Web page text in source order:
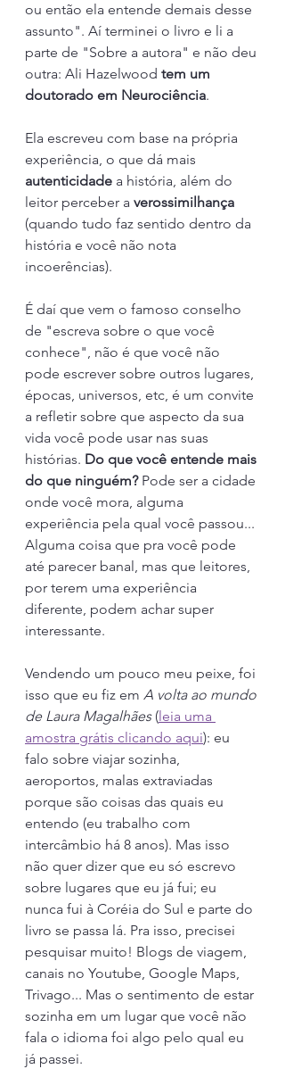
ou então ela entende demais desse
assunto". Aí terminei o livro e li a
parte de "Sobre a autora" e não deu
outra: Ali Hazelwood tem um
doutorado em Neurociência.
Ela escreveu com base na própria
experiência, o que dá mais
autenticidade a história, além do
leitor perceber a verossimilhança
(quando tudo faz sentido dentro da
história e você não nota
incoerências).
É daí que vem o famoso conselho
de "escreva sobre o que você
conhece", não é que você não
pode escrever sobre outros lugares,
épocas, universos, etc, é um convite
a refletir sobre que aspecto da sua
vida você pode usar nas suas
histórias. Do que você entende mais
do que ninguém? Pode ser a cidade
onde você mora, alguma
experiência pela qual você passou...
Alguma coisa que pra você pode
até parecer banal, mas que leitores,
por terem uma experiência
diferente, podem achar super
interessante.
Vendendo um pouco meu peixe, foi
isso que eu fiz em A volta ao mundo
de Laura Magalhães (leia uma
amostra grátis clicando aqui): eu
falo sobre viajar sozinha,
aeroportos, malas extraviadas
porque são coisas das quais eu
entendo (eu trabalho com
intercâmbio há 8 anos). Mas isso
não quer dizer que eu só escrevo
sobre lugares que eu já fui; eu
nunca fui à Coréia do Sul e parte do
livro se passa lá. Pra isso, precisei
pesquisar muito! Blogs de viagem,
canais no Youtube, Google Maps,
Trivago... Mas o sentimento de estar
sozinha em um lugar que você não
fala o idioma foi algo pelo qual eu
já passei.